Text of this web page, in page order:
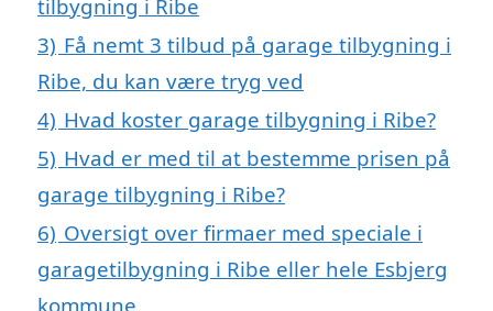
tilbygning i Ribe
3) Få nemt 3 tilbud på garage tilbygning i
Ribe, du kan være tryg ved
4) Hvad koster garage tilbygning i Ribe?
5) Hvad er med til at bestemme prisen på
garage tilbygning i Ribe?
6) Oversigt over firmaer med speciale i
garagetilbygning i Ribe eller hele Esbjerg
kommune